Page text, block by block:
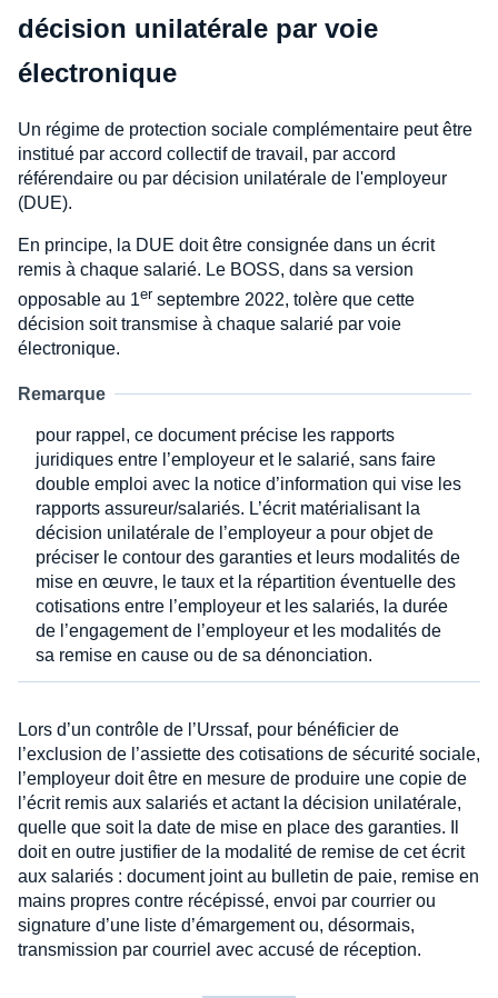
décision unilatérale par voie
électronique
Un régime de protection sociale complémentaire peut être
institué par accord collectif de travail, par accord
référendaire ou par décision unilatérale de l'employeur
(DUE).
En principe, la DUE doit être consignée dans un écrit
remis à chaque salarié. Le BOSS, dans sa version
opposable au 1er septembre 2022, tolère que cette
décision soit transmise à chaque salarié par voie
électronique.
Remarque
pour rappel, ce document précise les rapports
juridiques entre l’employeur et le salarié, sans faire
double emploi avec la notice d’information qui vise les
rapports assureur/salariés. L’écrit matérialisant la
décision unilatérale de l’employeur a pour objet de
préciser le contour des garanties et leurs modalités de
mise en œuvre, le taux et la répartition éventuelle des
cotisations entre l’employeur et les salariés, la durée
de l’engagement de l’employeur et les modalités de
sa remise en cause ou de sa dénonciation.
Lors d’un contrôle de l’Urssaf, pour bénéficier de
l’exclusion de l’assiette des cotisations de sécurité sociale,
l’employeur doit être en mesure de produire une copie de
l’écrit remis aux salariés et actant la décision unilatérale,
quelle que soit la date de mise en place des garanties. Il
doit en outre justifier de la modalité de remise de cet écrit
aux salariés : document joint au bulletin de paie, remise en
mains propres contre récépissé, envoi par courrier ou
signature d’une liste d’émargement ou, désormais,
transmission par courriel avec accusé de réception.